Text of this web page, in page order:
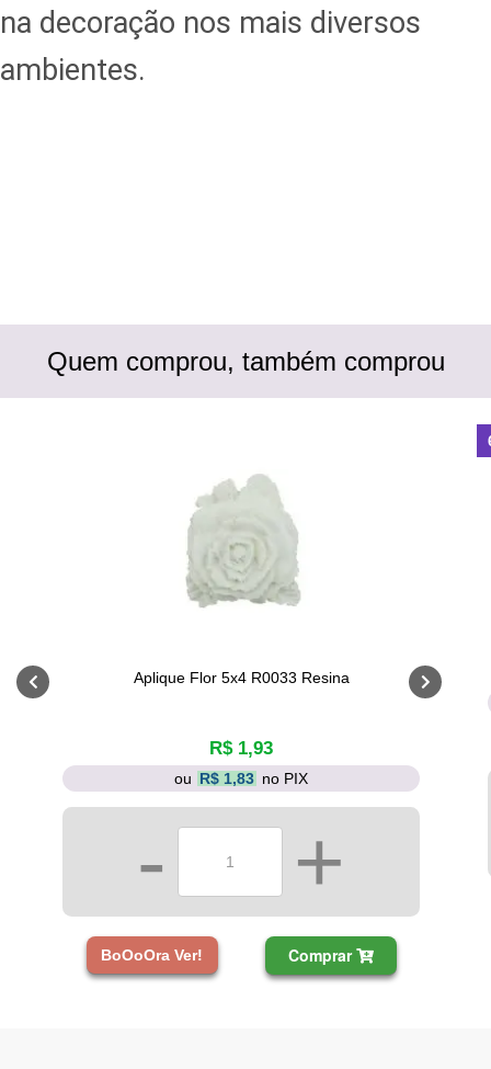
na decoração nos mais diversos
ambientes.
Quem comprou, também comprou
Aplique Flor 5x4 R0033 Resina
R$ 1,93
ou R$ 1,83 no PIX
- +
BoOoOra Ver! Comprar